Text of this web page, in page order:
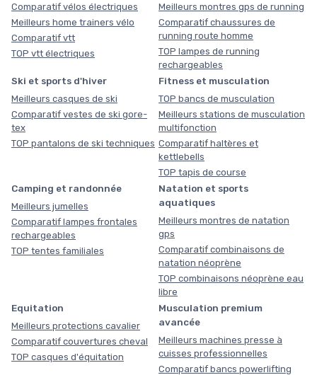
Comparatif vélos électriques
Meilleurs home trainers vélo
Comparatif vtt
TOP vtt électriques
Meilleurs montres gps de running
Comparatif chaussures de
running route homme
TOP lampes de running
rechargeables
Ski et sports d'hiver
Meilleurs casques de ski
Comparatif vestes de ski gore-
tex
TOP pantalons de ski techniques
Fitness et musculation
TOP bancs de musculation
Meilleurs stations de musculation
multifonction
Comparatif haltères et
kettlebells
TOP tapis de course
Camping et randonnée
Meilleurs jumelles
Comparatif lampes frontales
rechargeables
TOP tentes familiales
Natation et sports
aquatiques
Meilleurs montres de natation
gps
Comparatif combinaisons de
natation néoprène
TOP combinaisons néoprène eau
libre
Equitation
Meilleurs protections cavalier
Comparatif couvertures cheval
TOP casques d'équitation
Musculation premium
avancée
Meilleurs machines presse à
cuisses professionnelles
Comparatif bancs powerlifting